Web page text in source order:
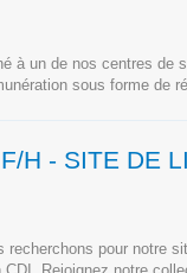
à un de nos centres de
sous forme de
H - SITE DE
recherchons pour notre